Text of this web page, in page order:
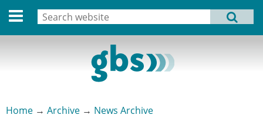
Deutsche Version
MENU
Home → Archive → News Archive
Search form
Search